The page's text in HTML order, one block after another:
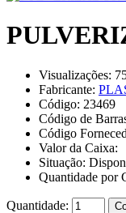
Visualizações:
Fabricante:
Código: 23469
Código de
Código
Valor da Caixa:
Situação:
Quantidade por
Quantidade: